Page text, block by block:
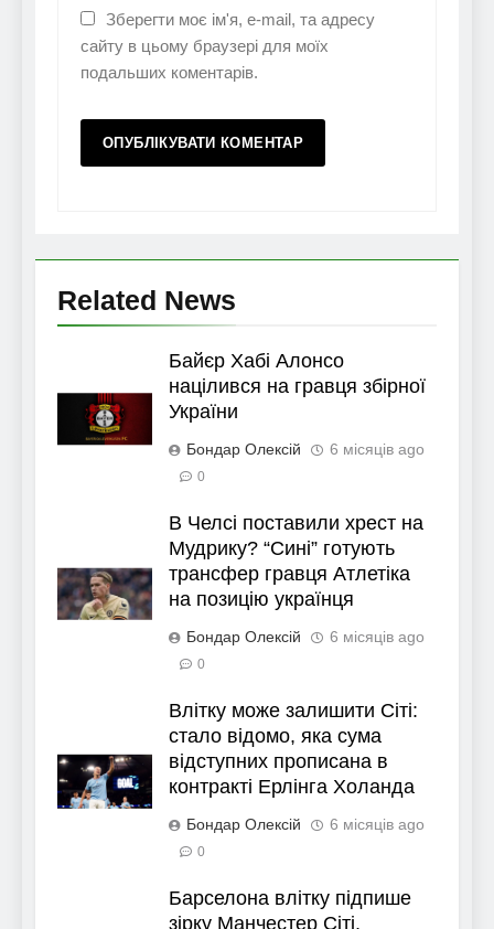
Зберегти моє ім'я, e-mail, та адресу
сайту в цьому браузері для моїх
подальших коментарів.
Related News
Байєр Хабі Алонсо
націлився на гравця збірної
України
Бондар Олексій 6 місяців ago
0
В Челсі поставили хрест на
Мудрику? “Сині” готують
трансфер гравця Атлетіка
на позицію українця
Бондар Олексій 6 місяців ago
0
Влітку може залишити Сіті:
стало відомо, яка сума
відступних прописана в
контракті Ерлінга Холанда
Бондар Олексій 6 місяців ago
0
Барселона влітку підпише
зірку Манчестер Сіті,